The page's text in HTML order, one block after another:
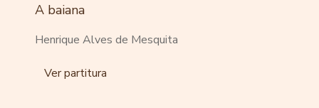
A baiana
Henrique Alves de Mesquita
Ver partitura